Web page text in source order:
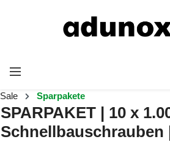
Sale Sparpakete
SPARPAKET | 10 x
Schnellbauschrauben